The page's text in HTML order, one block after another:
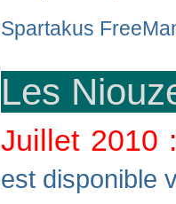
Spartakus
Les
Juillet 2010
est disponible